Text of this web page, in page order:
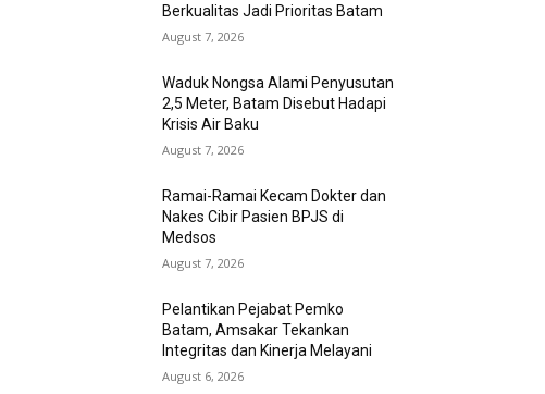
Berkualitas Jadi Prioritas Batam
August 7, 2026
Waduk Nongsa Alami Penyusutan
2,5 Meter, Batam Disebut Hadapi
Krisis Air Baku
August 7, 2026
Ramai-Ramai Kecam Dokter dan
Nakes Cibir Pasien BPJS di
Medsos
August 7, 2026
Pelantikan Pejabat Pemko
Batam, Amsakar Tekankan
Integritas dan Kinerja Melayani
August 6, 2026